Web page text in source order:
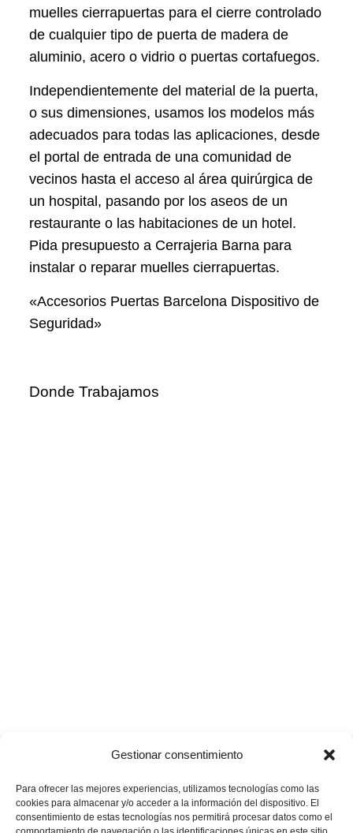
Gestionar consentimiento
Para ofrecer las mejores experiencias, utilizamos tecnologías como las
cookies para almacenar y/o acceder a la información del dispositivo. El
consentimiento de estas tecnologías nos permitirá procesar datos como el
muelles cierrapuertas para el cierre controlado
de cualquier tipo de puerta de madera de
aluminio, acero o vidrio o puertas cortafuegos.
Independientemente del material de la puerta,
o sus dimensiones, usamos los modelos más
adecuados para todas las aplicaciones, desde
el portal de entrada de una comunidad de
vecinos hasta el acceso al área quirúrgica de
un hospital, pasando por los aseos de un
restaurante o las habitaciones de un hotel.
Pida presupuesto a Cerrajeria Barna para
instalar o reparar muelles cierrapuertas.
«Accesorios Puertas Barcelona Dispositivo de
Seguridad»
Donde Trabajamos